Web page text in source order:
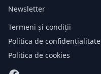
Newsletter
Termeni și condiții
Politica de confidențialitate
Politica de cookies